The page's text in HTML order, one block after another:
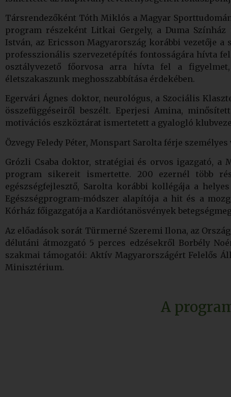
Társrendezőként Tóth Miklós a Magyar
program részeként Litkai Gergely, a Duma
István, az Ericsson Magyarország korábbi vezetője
professzionális szervezetépítés fontosságára hívta
osztályvezető főorvosa arra hívta fel a
életszakaszunk meghosszabbítása érdekében.
Egervári Ágnes doktor, neurológus, a Szociális
összefüggéseiről beszélt. Eperjesi Amina,
motivációs eszköztárat ismertetett a gyalogló
Özvegy Feledy Péter, Monspart Sarolta férje
Grózli Csaba doktor, stratégiai és orvos igazgató, a
program sikereit ismertette. 200 ezernél több
egészségfejlesztő, Sarolta korábbi kollégája a
Egészségprogram-módszer alapítója a hit és a
Kórház főigazgatója a Kardiótanösvények
Az előadások sorát Türmerné Szeremi Ilona, az
délutáni átmozgató 5 perces edzésekről Borbély
szakmai támogatói: Aktív Magyarországért Felelős
Minisztérium.
A